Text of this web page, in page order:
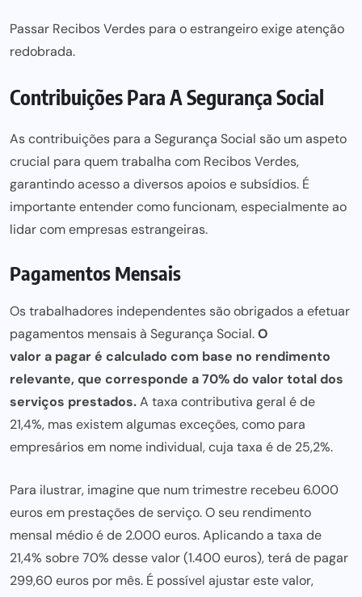
Passar Recibos Verdes para o estrangeiro exige atenção
redobrada.
Contribuições Para A Segurança Social
Ascontribuições para a Segurança Social são um aspeto
crucial para quem trabalha com Recibos Verdes,
garantindo acesso a diversosapoios e subsídios. É
importante entender como funcionam, especialmente ao
lidar comempresas estrangeiras.
Pagamentos Mensais
Os trabalhadores independentes são obrigados a efetuar
pagamentos mensais à Segurança Social.O
valor a pagar é calculado com base no rendimento
relevante, que corresponde a 70% do valor total dos
serviços prestados.A taxa contributiva geral é de
21,4%, mas existem algumas exceções, como para
empresários em nome individual, cuja taxa é de 25,2%.
Para ilustrar, imagine que num trimestre recebeu 6.000
euros em prestações de serviço. O seu rendimento
mensal médio é de 2.000 euros. Aplicando a taxa de
21,4% sobre 70% desse valor (1.400 euros), terá de pagar
299,60 euros por mês. É possível ajustar este valor,